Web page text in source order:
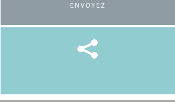
ENVOYEZ